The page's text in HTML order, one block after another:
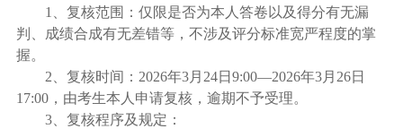
1
、复核范围：仅限是否为本人答卷以及得分有无漏
判、成绩合成有无差错等，不涉及评分标准宽严程度的掌
握。
2 、复核时间： 2026年3月 24日 9:00—2026年3月 26日
17:00，由考生本人申请复核，逾期不予受理。
3、复核程序及规定：